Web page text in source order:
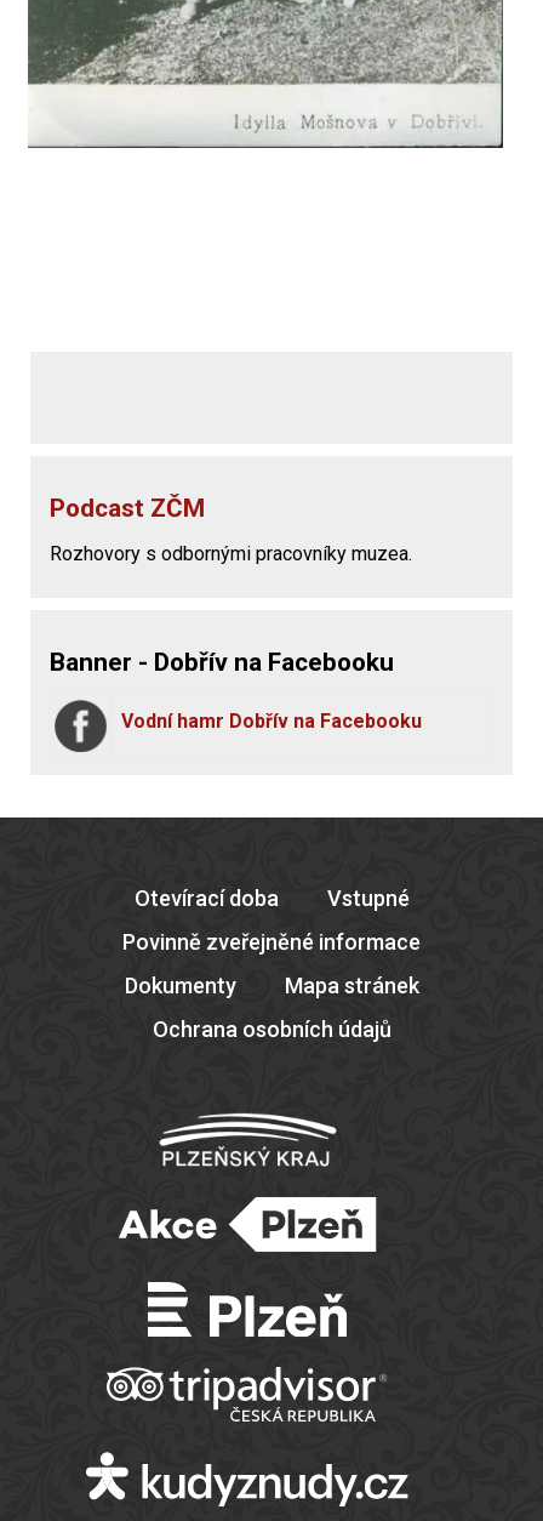
Podcast ZČM
Rozhovory s odbornými pracovníky muzea.
Banner - Dobřív na Facebooku
Vodní hamr Dobřív na Facebooku
Otevírací doba
Vstupné
Povinně zveřejněné informace
Dokumenty
Mapa stránek
Ochrana osobních údajů